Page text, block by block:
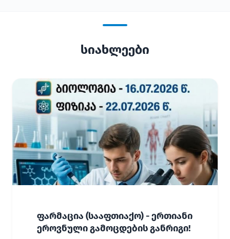
სიახლეები
ფარმაცია (სააფთიაქო) - ერთიანი
ეროვნული გამოცდების განრიგი!